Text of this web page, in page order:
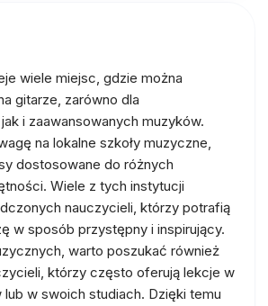
wiele miejsc, gdzie można
gitarze, zarówno dla
i zaawansowanych muzyków.
na lokalne szkoły muzyczne,
dostosowane do różnych
Wiele z tych instytucji
nauczycieli, którzy potrafią
w sposób przystępny i inspirujący.
warto poszukać również
którzy często oferują lekcje w
w swoich studiach. Dzięki temu